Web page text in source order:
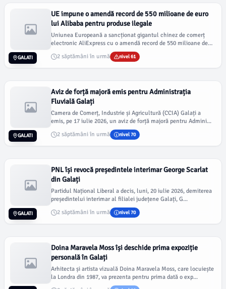
UE impune o amendă record de 550 milioane de euro
lui Alibaba pentru produse ilegale
Uniunea Europeană a sancționat gigantul chinez de comerț
electronic AliExpress cu o amendă record de 550 milioane de
2 săptămâni în urmă nivel 61
GALATI
Aviz de forță majoră emis pentru Administrația
Fluvială Galați
Camera de Comerț, Industrie și Agricultură (CCIA) Galați a
emis, pe 17 iulie 2026, un aviz de forță majoră pentru Admini...
2 săptămâni în urmă
nivel 70
GALATI
PNL își revocă președintele interimar George Scarlat
din Galați
Partidul Național Liberal a decis, luni, 20 iulie 2026, demiterea
președintelui interimar al filialei județene Galați, G...
2 săptămâni în urmă
nivel 70
GALATI
Doina Maravela Moss își deschide prima expoziție
personală în Galați
Arhitecta și artista vizuală Doina Maravela Moss, care locuiește
la Londra din 1987, va prezenta pentru prima dată o exp...